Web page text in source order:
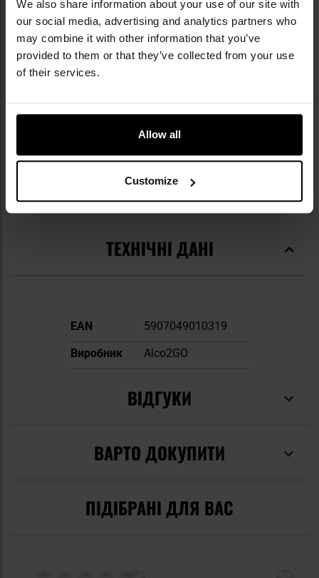
We also share information about your use of our site with
our social media, advertising and analytics partners who
may combine it with other information that you’ve
provided to them or that they’ve collected from your use
of their services.
Allow all
Customize
Інформація про виробника та техніку безпеки
ТЕХНІЧНІ ДАНІ
Докладніше
EAN
5907049010319
Виробник
Alco2GO
ВІДГУКИ
ВАРТО ДОКУПИТИ
ПІДІБРАНІ ДЛЯ ВАС